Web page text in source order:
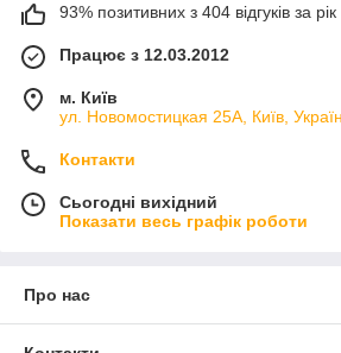
93% позитивних з 404 відгуків за рік
Працює з 12.03.2012
м. Київ
ул. Новомостицкая 25А, Київ,
Контакти
Сьогодні вихідний
Показати весь графік роботи
Про нас